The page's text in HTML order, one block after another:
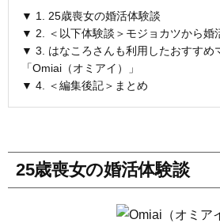
▼ 1. 25歳喪女の婚活体験談
▼ 2. ＜以下体験談＞モジョカツから婚
▼ 3. はなころさんも利用したおすすめ
「Omiai（オミアイ）」
▼ 4. ＜編集後記＞まとめ
25歳喪女の婚活体験談